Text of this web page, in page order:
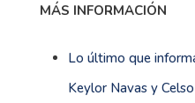
MÁS INFORMACIÓN
Lo último que
Keylor Navas y